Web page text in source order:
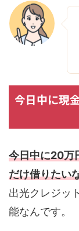
今日中に現
今日中に20万
だけ借りたい
出光クレジッ
能なんです。